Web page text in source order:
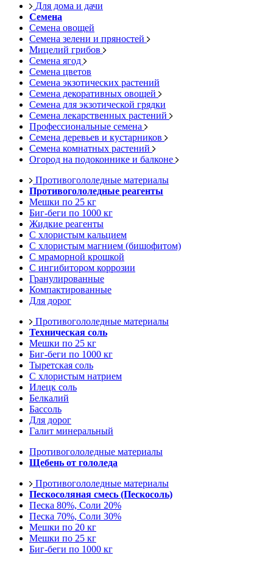
Для дома и дачи
Семена
Семена овощей
Семена зелени и пряностей
Мицелий грибов
Семена ягод
Семена цветов
Семена экзотических растений
Семена декоративных овощей
Семена для экзотической грядки
Семена лекарственных растений
Профессиональные семена
Семена деревьев и кустарников
Семена комнатных растений
Огород на подоконнике и балконе
Противогололедные материалы
Противогололедные реагенты
Мешки по 25 кг
Биг-беги по 1000 кг
Жидкие реагенты
С хлористым кальцием
С хлористым магнием (бишофитом)
С мраморной крошкой
С ингибитором коррозии
Гранулированные
Компактированные
Для дорог
Противогололедные материалы
Техническая соль
Мешки по 25 кг
Биг-беги по 1000 кг
Тыретская соль
С хлористым натрием
Илецк соль
Белкалий
Бассоль
Для дорог
Галит минеральный
Противогололедные материалы
Щебень от гололеда
Противогололедные материалы
Пескосоляная смесь (Пескосоль)
Песка 80%, Соли 20%
Песка 70%, Соли 30%
Мешки по 20 кг
Мешки по 25 кг
Биг-беги по 1000 кг